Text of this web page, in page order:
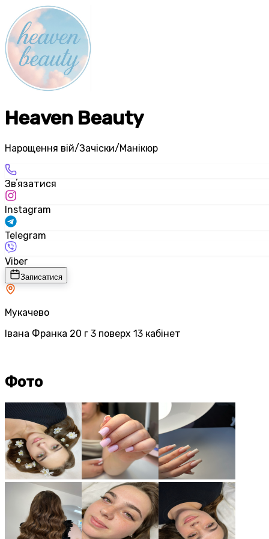
Heaven Beauty
Нарощення вій/Зачіски/Манікюр
Звʼязатися
Instagram
Telegram
Viber
Записатися
Мукачево
Івана Франка 20 г 3 поверх 13 кабінет
Фото